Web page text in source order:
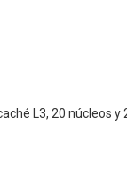
L3, 20 núcleos y